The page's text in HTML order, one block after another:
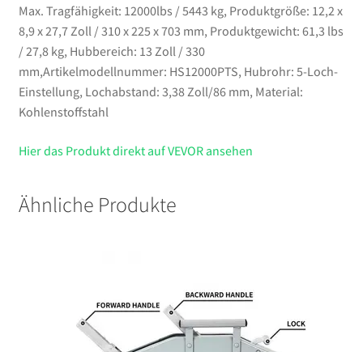
Max. Tragfähigkeit: 12000lbs / 5443 kg, Produktgröße: 12,2 x
8,9 x 27,7 Zoll / 310 x 225 x 703 mm, Produktgewicht: 61,3 lbs
/ 27,8 kg, Hubbereich: 13 Zoll / 330
mm,Artikelmodellnummer: HS12000PTS, Hubrohr: 5-Loch-
Einstellung, Lochabstand: 3,38 Zoll/86 mm, Material:
Kohlenstoffstahl
Hier das Produkt direkt auf VEVOR ansehen
Ähnliche Produkte